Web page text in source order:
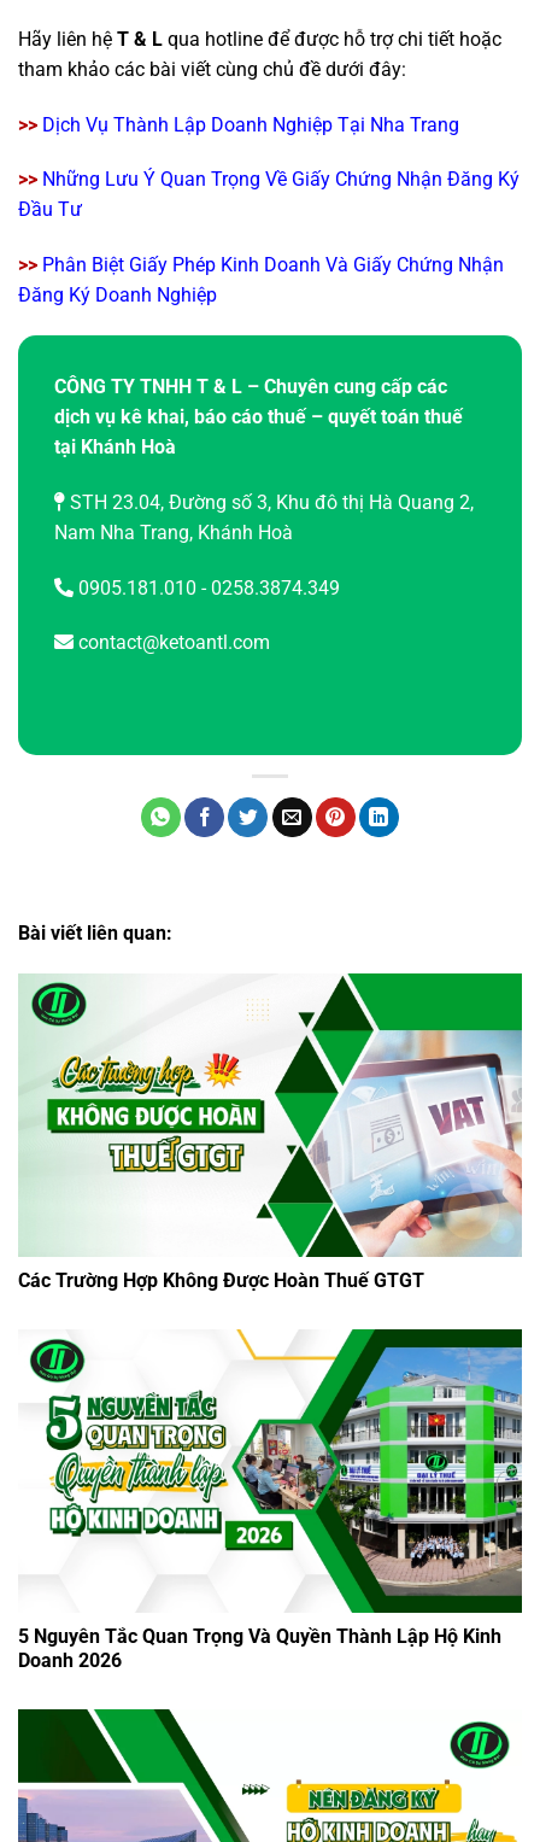
Hãy liên hệ T & L qua hotline để được hỗ trợ chi tiết hoặc
tham khảo các bài viết cùng chủ đề dưới đây:
>> Dịch Vụ Thành Lập Doanh Nghiệp Tại Nha Trang
>> Những Lưu Ý Quan Trọng Về Giấy Chứng Nhận Đăng Ký
Đầu Tư
>> Phân Biệt Giấy Phép Kinh Doanh Và Giấy Chứng Nhận
Đăng Ký Doanh Nghiệp
CÔNG TY TNHH T & L – Chuyên cung cấp các
dịch vụ kê khai, báo cáo thuế – quyết toán thuế
tại Khánh Hoà
STH 23.04, Đường số 3, Khu đô thị Hà Quang 2,
Nam Nha Trang, Khánh Hoà
0905.181.010 - 0258.3874.349
contact@ketoantl.com
Bài viết liên quan:
Các Trường Hợp Không Được Hoàn Thuế GTGT
5 Nguyên Tắc Quan Trọng Và Quyền Thành Lập Hộ Kinh
Doanh 2026